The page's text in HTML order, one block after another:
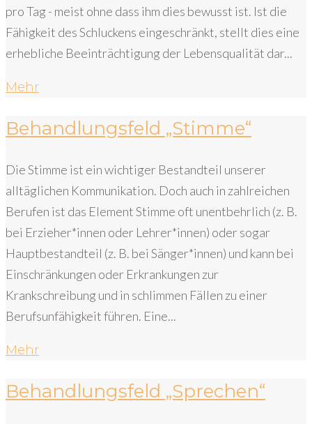
pro Tag - meist ohne dass ihm dies bewusst ist. Ist die
Fähigkeit des Schluckens eingeschränkt, stellt dies eine
erhebliche Beeinträchtigung der Lebensqualität dar...
Mehr
Behandlungsfeld „Stimme“
Die Stimme ist ein wichtiger Bestandteil unserer
alltäglichen Kommunikation. Doch auch in zahlreichen
Berufen ist das Element Stimme oft unentbehrlich (z. B.
bei Erzieher*innen oder Lehrer*innen) oder sogar
Hauptbestandteil (z. B. bei Sänger*innen) und kann bei
Einschränkungen oder Erkrankungen zur
Krankschreibung und in schlimmen Fällen zu einer
Berufsunfähigkeit führen. Eine...
Mehr
Behandlungsfeld „Sprechen“